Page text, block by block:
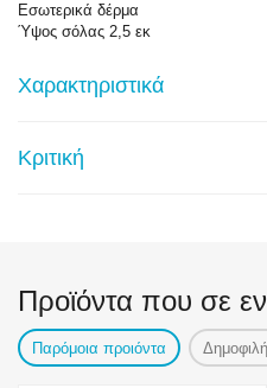
Εσωτερικά δέρμα
Ύψος σόλας 2,5 εκ
Χαρακτηριστικά
Κριτική
Προϊόντα που σε
Παρόμοια προιόντα